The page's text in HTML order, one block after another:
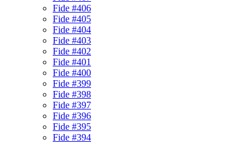
Fide #406
Fide #405
Fide #404
Fide #403
Fide #402
Fide #401
Fide #400
Fide #399
Fide #398
Fide #397
Fide #396
Fide #395
Fide #394